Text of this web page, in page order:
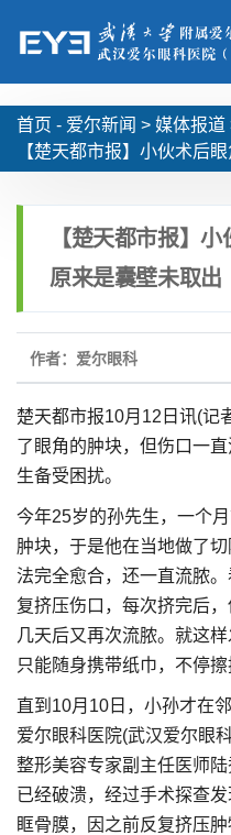
首页 - 爱尔新闻 > 媒体报道
【楚天都市报】小伙术后
【楚天都市报】
原来是囊壁未取出
作者：爱尔眼科
楚天都市报10月12日讯(记
了眼角的肿块，但伤口一
生备受困扰。
今年25岁的孙先生，一个
肿块，于是他在当地做了
法完全愈合，还一直流脓
复挤压伤口，每次挤完后
几天后又再次流脓。就这
只能随身携带纸巾，不停擦
直到10月10日，小孙才在
爱尔眼科医院(武汉爱尔眼
整形美容专家副主任医师
已经破溃，经过手术探查
眶骨膜，因之前反复挤压